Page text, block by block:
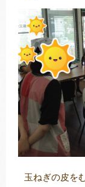
玉ねぎの皮を